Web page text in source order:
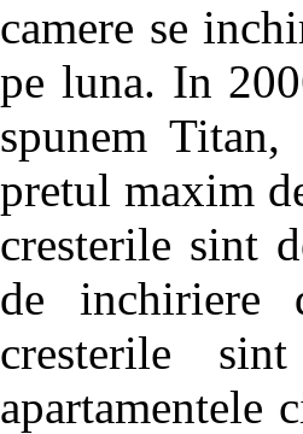
camere se
pe luna. In
spunem
pretul maxim
cresterile sint
de inchiriere
cresterile
apartamentele